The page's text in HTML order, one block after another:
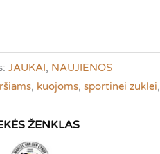
JAUKAI NAUJIENOS
, kuojoms, sportinei zuklei